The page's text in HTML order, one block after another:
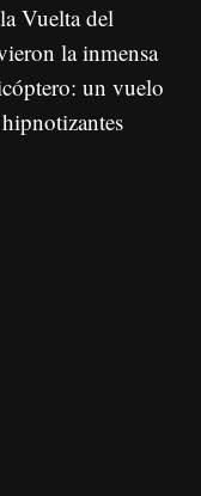
Vuelta del
la inmensa
un vuelo